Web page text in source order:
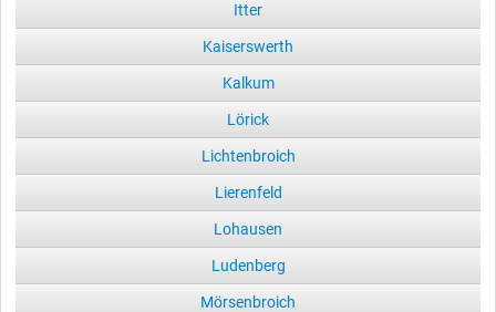
Itter
Kaiserswerth
Kalkum
Lörick
Lichtenbroich
Lierenfeld
Lohausen
Ludenberg
Mörsenbroich